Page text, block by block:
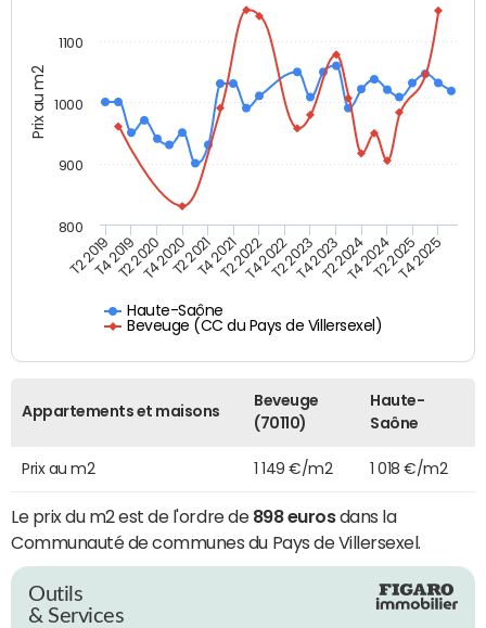
Prix au m2
Haute-Saône
Beveuge (CC du Pays de Villersexel)
T2 2019T4 2019T2 2020T4 2020T2 2021T4 2021T2 2022T4 2022T2 2023T4 2023T2 2024T4 2024T2 2025T4 2025
800
900
1000
1100
Appartements et maisons
Beveuge
(70110)
Haute-
Saône
Prix au m2 1 149 €/m2 1 018 €/m2
Le prix du m2 est de l'ordre de 898 eurosdans la
Communauté de communes du Pays de Villersexel.
Outils
& Services